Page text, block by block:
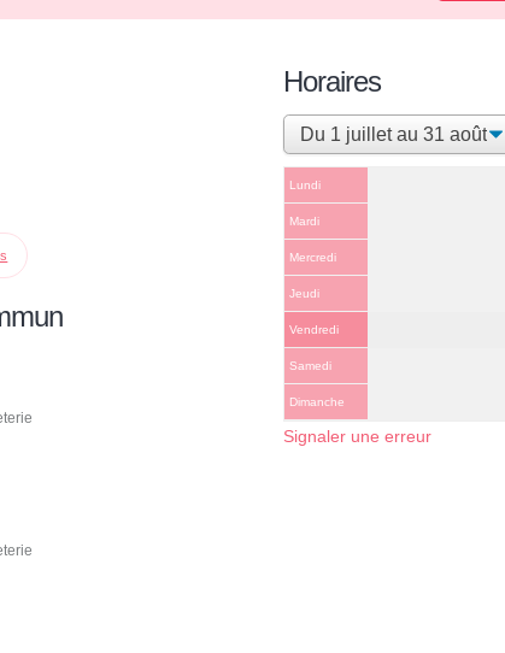
Horaires
Lundi
Mardi
Mercredi
Jeudi
Vendredi
Samedi
Dimanche
Signaler une erreur